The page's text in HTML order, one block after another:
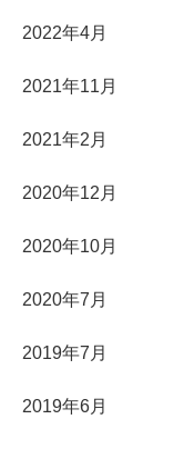
2022年4月
2021年11月
2021年2月
2020年12月
2020年10月
2020年7月
2019年7月
2019年6月